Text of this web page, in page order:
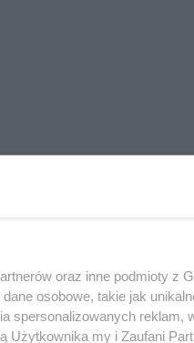
oraz inne podmioty z
osobowe, takie jak
spersonalizowanych
Użytkownika my i Zaufani